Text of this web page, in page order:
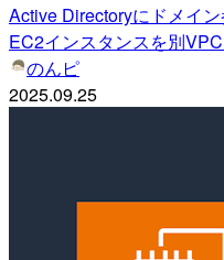
Active Directoryにドメイ
EC2インスタンスを別
のんピ
2025.09.25